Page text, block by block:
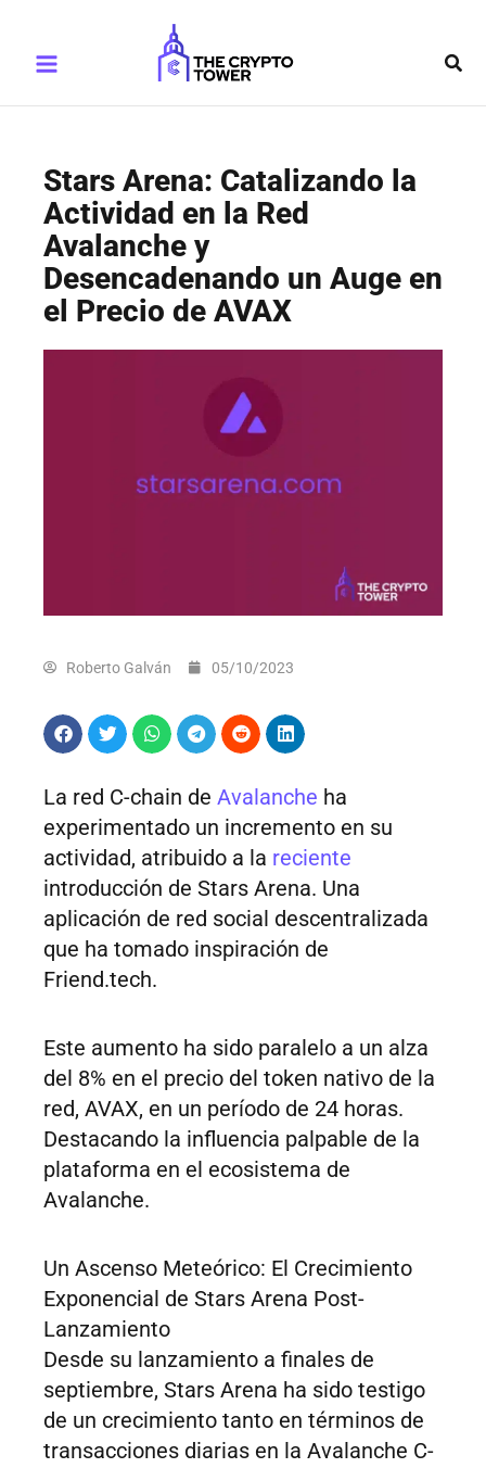
contenido
Menu
Stars Arena: Catalizando la
Actividad en la Red
Avalanche y
Desencadenando un Auge en
el Precio de AVAX
Roberto Galván 05/10/2023
La red C-chain de Avalanche ha
experimentado un incremento en su
actividad, atribuido a la reciente
introducción de Stars Arena. Una
aplicación de red social descentralizada
que ha tomado inspiración de
Friend.tech.
Este aumento ha sido paralelo a un alza
del 8% en el precio del token nativo de la
red, AVAX, en un período de 24 horas.
Destacando la influencia palpable de la
plataforma en el ecosistema de
Avalanche.
Un Ascenso Meteórico: El Crecimiento
Exponencial de Stars Arena Post-
Lanzamiento
Desde su lanzamiento a finales de
septiembre, Stars Arena ha sido testigo
de un crecimiento tanto en términos de
transacciones diarias en la Avalanche C-